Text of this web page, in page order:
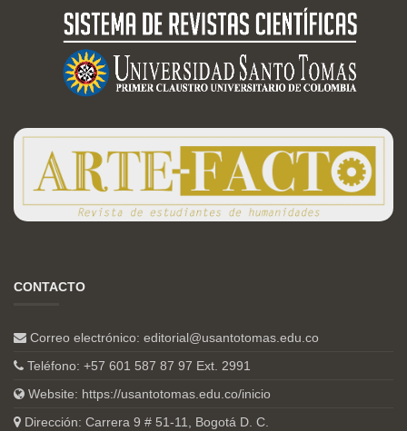
CONTACTO
Correo electrónico: editorial@usantotomas.edu.co
Teléfono: +57 601 587 87 97 Ext. 2991
Website: https://usantotomas.edu.co/inicio
Dirección: Carrera 9 # 51-11, Bogotá D. C.